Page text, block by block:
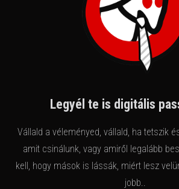
Legyél te is digitális
Vállald a véleményed, vállald, ha tetszik
amit csinálunk, vagy amiről legalább
kell, hogy mások is lássák, miért lesz
jobb..